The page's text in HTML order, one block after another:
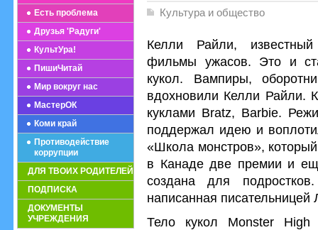
Есть проблема
Друзья 'Радуги'
КультУра!
ПишиЧитай
Мир вокруг нас
МастерОК
Коми край
Противодействие
коррупции
ДЛЯ ТВОИХ РОДИТЕЛЕЙ
ПОДПИСКА
ДОКУМЕНТЫ
УЧРЕЖДЕНИЯ
Культура и общество
Келли Райли,
фильмы ужасов. Это и
кукол. Вампиры,
вдохновили Келли Райли.
куклами Bratz, Barbie.
поддержал идею и
«Школа монстров»,
в Канаде две премии и
создана для
написанная писательницей
Тело кукол Monster